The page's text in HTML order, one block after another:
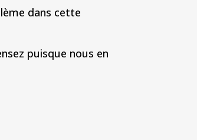
dans cette
puisque nous en